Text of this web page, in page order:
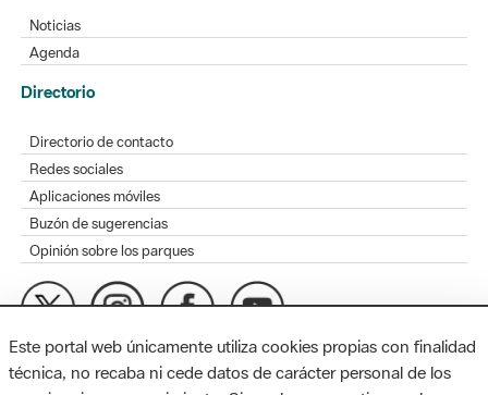
Noticias
Agenda
Directorio
Directorio de contacto
Redes sociales
Aplicaciones móviles
Buzón de sugerencias
Opinión sobre los parques
MAPA WEB AVISO LEGAL ACCESIBILIDAD
Este portal web únicamente utiliza cookies propias con finalidad
técnica, no recaba ni cede datos de carácter personal de los